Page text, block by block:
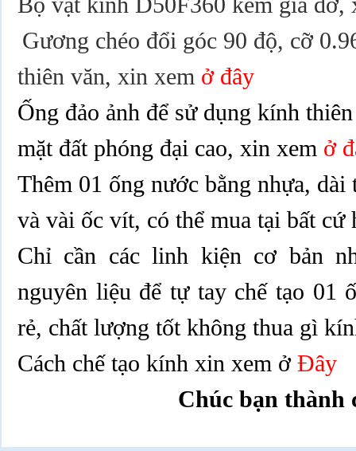
Gương chéo đổi góc 90 độ, cỡ
thiên văn, xin xem ở đây
Ống đảo ảnh để sử dụng kính
mặt đất phóng đại cao, xin xem ở
Thêm 01 ống nước bằng nhựa, dài
và vài ốc vít, có thể mua tại bất cứ
Chỉ cần các linh kiện cơ bản
nguyên liệu để tự tay chế tạo 01
rẻ, chất lượng tốt không thua gì
Cách chế tạo kính xin xem ở Đây
Chúc bạn thành